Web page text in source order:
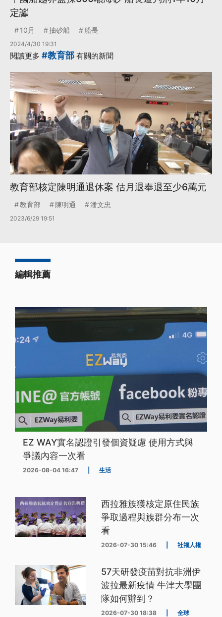
定讞
10月 抽砂船 船長
2024/4/30 19:31
閱讀更多 #教育部 有關的新聞
教育部核定陳明通退休案 估月退奉退至少6萬元
教育部 陳明通 潘文忠
2023/6/29 19:51
編輯推薦
EZ WAY實名認證引發個資疑慮 使用方式與
爭議內容一次看
2026-08-04 16:47 生活
西拉雅族獲核定原住民族
爭取過程與族群分布一次
看
2026-07-30 15:46 社福人權
57天研發疫苗對抗非洲伊
波拉最新疫情 牛津大學團
隊如何辦到？
2026-07-30 18:38 全球